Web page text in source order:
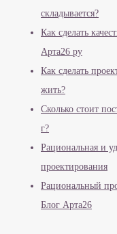
складывается?
Как сделать
Арта26 ру
Как сделать
жить?
Сколько стоит
г?
Рациональная и
проектирования
Рациональный
Блог Арта26